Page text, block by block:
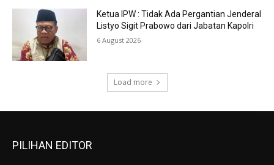
Ketua IPW : Tidak Ada Pergantian Jenderal
Listyo Sigit Prabowo dari Jabatan Kapolri
6 August 2026
Load more
PILIHAN EDITOR